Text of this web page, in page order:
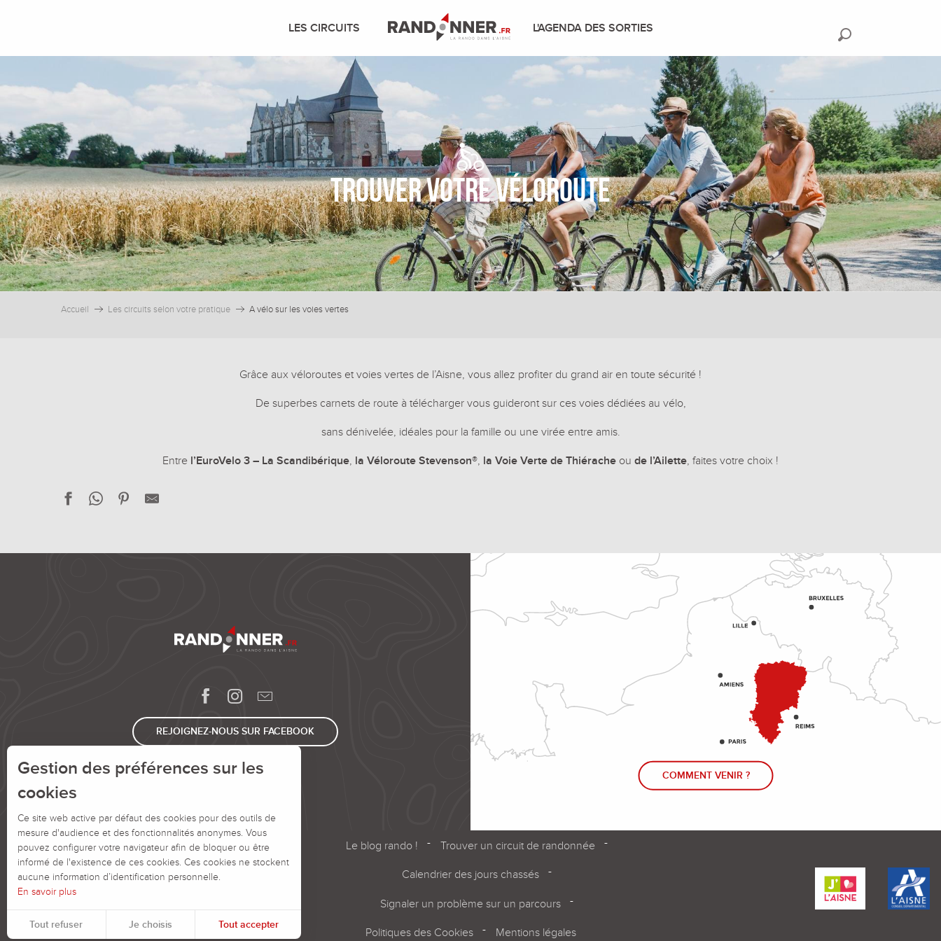
principal
LES CIRCUITS L'AGENDA DES SORTIES
Trouver votre véloroute
Accueil Les circuits selon votre pratique A vélo sur les voies vertes
Grâce aux véloroutes et voies vertes de l’Aisne, vous allez profiter du grand air en toute sécurité !
De superbes carnets de route à télécharger vous guideront sur ces voies dédiées au vélo,
sans dénivelée, idéales pour la famille ou une virée entre amis.
Entre l’EuroVelo 3 – La Scandibérique, la Véloroute Stevenson®, la Voie Verte de Thiérache ou de l’Ailette, faites votre choix !
Carnet de route de Monampteuil à Vauclair
Carnet de route de Blangy à Saint-Michel
Carnet de route de Guise à Origny Sainte-Benoite
Carnet de route de Buire à Luzoir
Carnet de route d'Origny Sainte-Benoite à Vadencourt
REJOIGNEZ-NOUS SUR FACEBOOK
COMMENT VENIR ?
Le blog rando ! Trouver un circuit de randonnée
Calendrier des jours chassés
Signaler un problème sur un parcours
Politiques des Cookies Mentions légales
Gestion des préférences sur les
cookies
Ce site web active par défaut des cookies pour des outils de
mesure d'audience et des fonctionnalités anonymes. Vous
pouvez configurer votre navigateur afin de bloquer ou être
informé de l'existence de ces cookies. Ces cookies ne stockent
aucune information d’identification personnelle.
En savoir plus
Tout refuser Je choisis Tout accepter